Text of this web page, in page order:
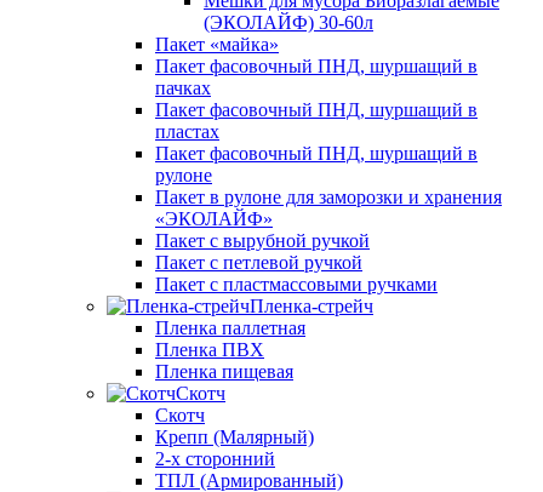
(ЭКОЛАЙФ) 30-60л
Пакет «майка»
Пакет фасовочный ПНД, шуршащий в
пачках
Пакет фасовочный ПНД, шуршащий в
пластах
Пакет фасовочный ПНД, шуршащий в
рулоне
Пакет в рулоне для заморозки и хранения
«ЭКОЛАЙФ»
Пакет с вырубной ручкой
Пакет с петлевой ручкой
Пакет с пластмассовыми ручками
Пленка-стрейч
Пленка паллетная
Пленка ПВХ
Пленка пищевая
Скотч
Скотч
Крепп (Малярный)
2-х сторонний
ТПЛ (Армированный)